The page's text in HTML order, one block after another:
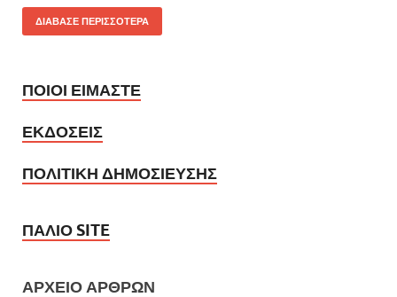
ΔΙΑΒΑΣΕ ΠΕΡΙΣΣΟΤΕΡΑ
ΠΟΙΟΙ ΕΙΜΑΣΤΕ
ΕΚΔΟΣΕΙΣ
ΠΟΛΙΤΙΚΗ ΔΗΜΟΣΙΕΥΣΗΣ
ΠΑΛΙΟ SITE
ΑΡΧΕΙΟ ΑΡΘΡΩΝ